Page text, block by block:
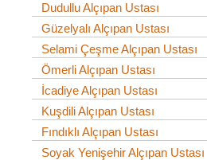
Dudullu Alçıpan Ustası
Güzelyalı Alçıpan Ustası
Selami Çeşme Alçıpan Ustası
Ömerli Alçıpan Ustası
İcadiye Alçıpan Ustası
Kuşdili Alçıpan Ustası
Fındıklı Alçıpan Ustası
Soyak Yenişehir Alçıpan Ustası